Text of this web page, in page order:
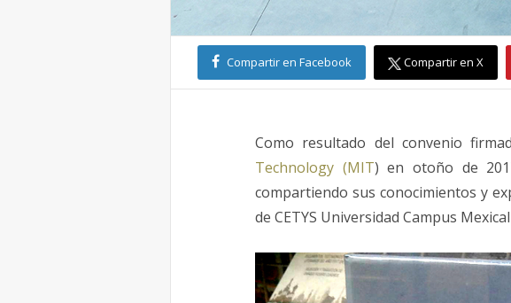
Compartir en Facebook Compartir en X
Como resultado del convenio
Technology (MIT) en otoño de
compartiendo sus conocimientos y
de CETYS Universidad Campus